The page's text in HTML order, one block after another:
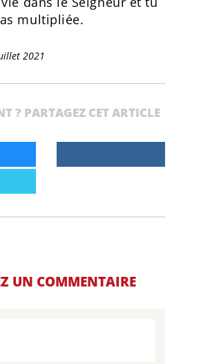
multipliée.
2021
? PARTAGEZ CET ARTICLE
UN COMMENTAIRE